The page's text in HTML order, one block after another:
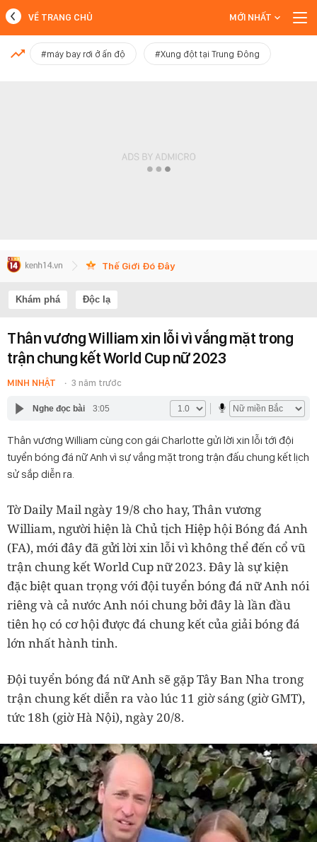
MỚI NHẤT
VỀ TRANG CHỦ MỚI NHẤT
#máy bay rơi ở ấn độ #Xung đột tại Trung Đông
Thế Giới Đó Đây
Khám phá Độc lạ
Thân vương William xin lỗi vì vắng mặt trong
trận chung kết World Cup nữ 2023
MINH NHẬT 3 năm trước
Nghe đọc bài 3:05
Thân vương William cùng con gái Charlotte gửi lời xin lỗi tới đội
tuyển bóng đá nữ Anh vì sự vắng mặt trong trận đấu chung kết lịch
sử sắp diễn ra.
Tờ Daily Mail ngày 19/8 cho hay, Thân vương
William, người hiện là Chủ tịch Hiệp hội Bóng đá Anh
(FA), mới đây đã gửi lời xin lỗi vì không thể đến cổ vũ
trận chung kết World Cup nữ 2023. Đây là sự kiện
đặc biệt quan trọng với đội tuyển bóng đá nữ Anh nói
riêng và cả nước Anh nói chung bởi đây là lần đầu
tiên họ có cơ hội được đá chung kết của giải bóng đá
lớn nhất hành tinh.
Đội tuyển bóng đá nữ Anh sẽ gặp Tây Ban Nha trong
trận chung kết diễn ra vào lúc 11 giờ sáng (giờ GMT),
tức 18h (giờ Hà Nội), ngày 20/8.